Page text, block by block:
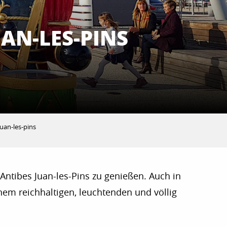
LES-PINS
les-pins
Juan-les-Pins zu genießen. Auch in
reichhaltigen, leuchtenden und völlig